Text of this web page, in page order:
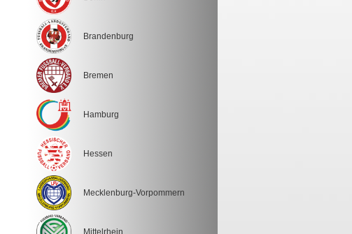
Brandenburg
Bremen
Hamburg
Hessen
Mecklenburg-Vorpommern